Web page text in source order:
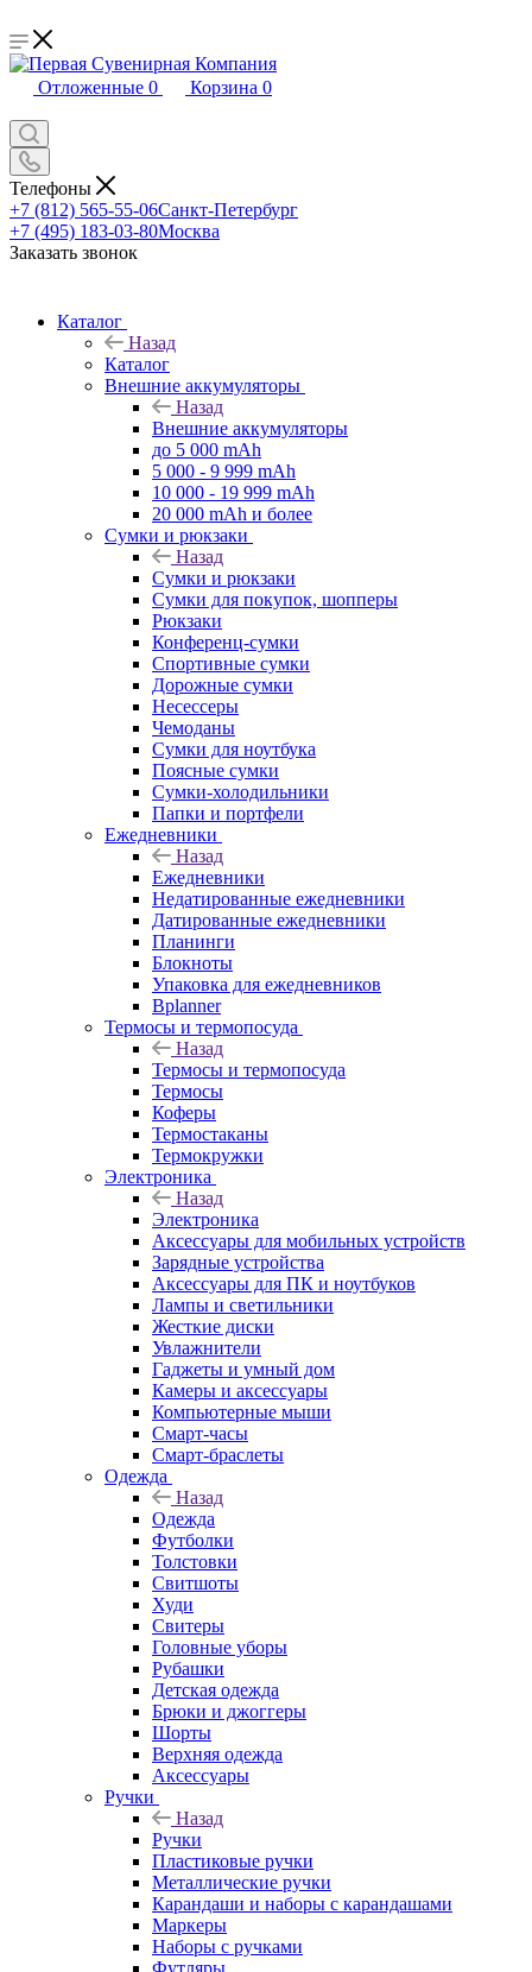
Отложенные 0 Корзина 0
Телефоны
+7 (812) 565-55-06Санкт-Петербург
+7 (495) 183-03-80Москва
Заказать звонок
Каталог
Назад
Каталог
Внешние аккумуляторы
Назад
Внешние аккумуляторы
до 5 000 mAh
5 000 - 9 999 mAh
10 000 - 19 999 mAh
20 000 mAh и более
Сумки и рюкзаки
Назад
Сумки и рюкзаки
Сумки для покупок, шопперы
Рюкзаки
Конференц-сумки
Спортивные сумки
Дорожные сумки
Несессеры
Чемоданы
Сумки для ноутбука
Поясные сумки
Сумки-холодильники
Папки и портфели
Ежедневники
Назад
Ежедневники
Недатированные ежедневники
Датированные ежедневники
Планинги
Блокноты
Упаковка для ежедневников
Bplanner
Термосы и термопосуда
Назад
Термосы и термопосуда
Термосы
Коферы
Термостаканы
Термокружки
Электроника
Назад
Электроника
Аксессуары для мобильных устройств
Зарядные устройства
Аксессуары для ПК и ноутбуков
Лампы и светильники
Жесткие диски
Увлажнители
Гаджеты и умный дом
Камеры и аксессуары
Компьютерные мыши
Смарт-часы
Смарт-браслеты
Одежда
Назад
Одежда
Футболки
Толстовки
Свитшоты
Худи
Свитеры
Головные уборы
Рубашки
Детская одежда
Брюки и джоггеры
Шорты
Верхняя одежда
Аксессуары
Ручки
Назад
Ручки
Пластиковые ручки
Металлические ручки
Карандаши и наборы с карандашами
Маркеры
Наборы с ручками
Футляры